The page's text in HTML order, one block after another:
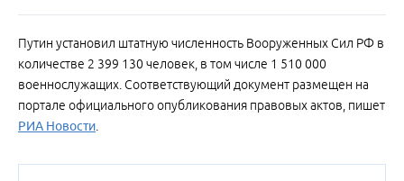
Путин установил штатную численность Вооруженных Сил РФ в
количестве 2 399 130 человек, в том числе 1 510 000
военнослужащих. Соответствующий документ размещен на
портале официального опубликования правовых актов, пишет
РИА Новости.